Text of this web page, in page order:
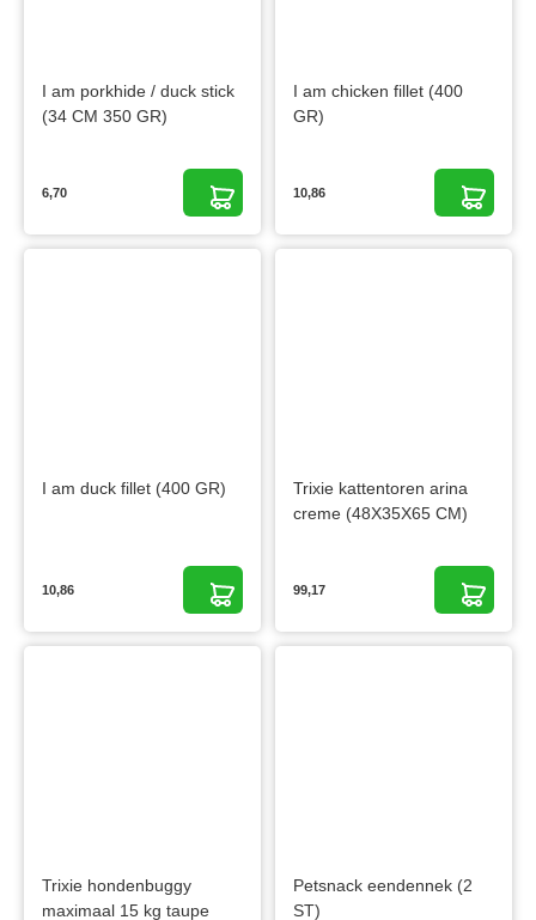
I am porkhide / duck stick
(34 CM 350 GR)
6,70
I am chicken fillet (400
GR)
10,86
I am duck fillet (400 GR)
10,86
Trixie kattentoren arina
creme (48X35X65 CM)
99,17
Trixie hondenbuggy
maximaal 15 kg taupe
Petsnack eendennek (2
ST)